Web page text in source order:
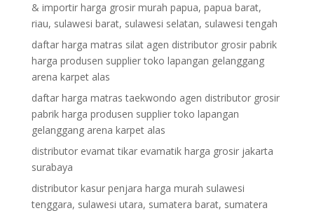
& importir harga grosir murah papua, papua barat,
riau, sulawesi barat, sulawesi selatan, sulawesi tengah
daftar harga matras silat agen distributor grosir pabrik
harga produsen supplier toko lapangan gelanggang
arena karpet alas
daftar harga matras taekwondo agen distributor grosir
pabrik harga produsen supplier toko lapangan
gelanggang arena karpet alas
distributor evamat tikar evamatik harga grosir jakarta
surabaya
distributor kasur penjara harga murah sulawesi
tenggara, sulawesi utara, sumatera barat, sumatera